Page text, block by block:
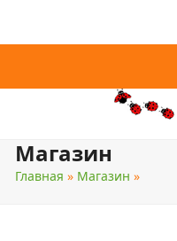
Магазин
Главная » Магазин »